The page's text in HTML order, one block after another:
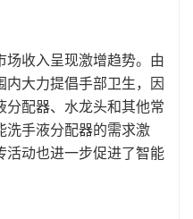
场收入呈现激增趋势。由
大力提倡手部卫生，因
分配器、水龙头和其他常
洗手液分配器的需求激
活动也进一步促进了智能